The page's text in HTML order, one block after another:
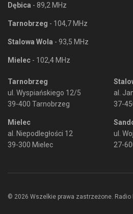
Dębica - 89,2 MHz
Tarnobrzeg - 104,7 MHz
Stalowa Wola - 93,5 MHz
Mielec - 102,4 MHz
Tarnobrzeg
ul. Wyspiańskiego 12/5
39-400 Tarnobrzeg
Mielec
al. Niepodległości 12
39-300 Mielec
al.
37-
ul.
27-
© 2026 Wszelkie prawa zastrzeżone. Radio